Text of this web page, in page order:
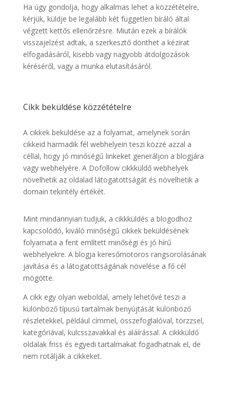
Ha úgy gondolja, hogy alkalmas lehet a közzétételre,
kérjük, küldje be legalább két független bíráló által
végzett kettős ellenőrzésre. Miután ezek a bírálók
visszajelzést adtak, a szerkesztő dönthet a kézirat
elfogadásáról, kisebb vagy nagyobb átdolgozások
kéréséről, vagy a munka elutasításáról.
Cikk beküldése közzétételre
A cikkek beküldése az a folyamat, amelynek során
cikkeid harmadik fél webhelyein teszi közzé azzal a
céllal, hogy jó minőségű linkeket generáljon a blogjára
vagy webhelyére. A Dofollow cikkküldő webhelyek
növelhetik az oldalad látogatottságát és növelhetik a
domain tekintély értékét.
Mint mindannyian tudjuk, a cikkküldés a blogodhoz
kapcsolódó, kiváló minőségű cikkek beküldésének
folyamata a fent említett minőségi és jó hírű
webhelyekre. A blogja keresőmotoros rangsorolásának
javítása és a látogatottságának növelése a fő cél
mögötte.
A cikk egy olyan weboldal, amely lehetővé teszi a
különböző típusú tartalmak benyújtását különböző
részletekkel, például címmel, összefoglalóval, törzzsel,
kategóriával, kulcsszavakkal és aláírással. A cikkküldő
oldalak friss és egyedi tartalmakat fogadhatnak el, de
nem rotálják a cikkeket.